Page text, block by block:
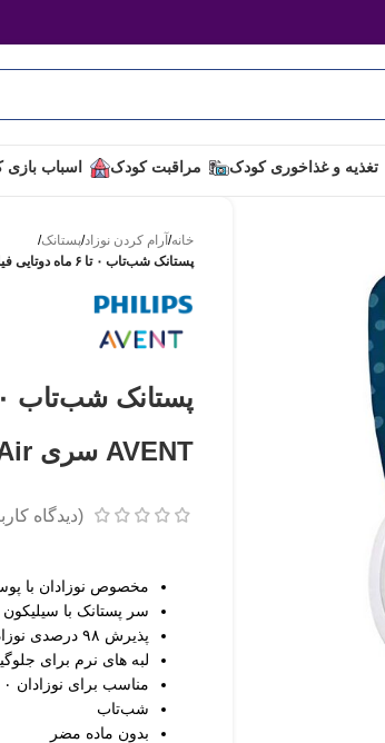
تغذیه و غذاخوری کودک مراقبت کودک اسباب
خانه/ آرام کردن نوزاد/پستانک/
پستانک شب‌تاب ۰ تا ۶ ماه دوتایی فیلیپس اونت PHILIPS AVENT سری UltraAir مدل SCF376/11
AVENT سری UltraAir مدل SCF376/11
(دیدگاه
مخصوص نوزادان با
سر پستانک با
پذیرش ۹۸ درصدی نوزادان
لبه های نرم برای
مناسب برای نوزادان ۰ تا ۶ ماه
شب‌تاب
بدون ماده مضر